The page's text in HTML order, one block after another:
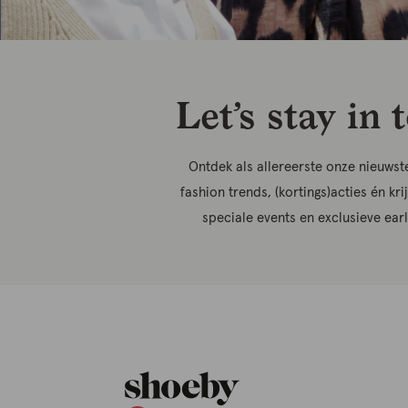
Let’s stay in
Ontdek als allereerste onze
fashion trends, (kortings)acties én
speciale events en exclusieve